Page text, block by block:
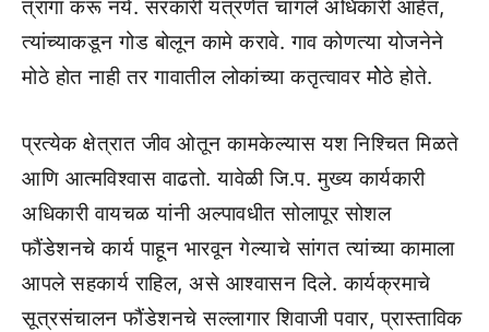
त्रागा करू नये. सरकारी यंत्रणेत चांगले अधिकारी आहेत,
त्यांच्याकडून गोड बोलून कामे करावे. गाव कोणत्या योजनेने
मोठे होत नाही तर गावातील लोकांच्या कतृत्वावर मोेठे होते.
प्रत्येक क्षेत्रात जीव ओतून कामकेल्यास यश निश्चित मिळते
आणि आत्मविश्वास वाढतो. यावेळी जि.प. मुख्य कार्यकारी
अधिकारी वायचळ यांनी अल्पावधीत सोलापूर सोशल
फौंडेशनचे कार्य पाहून भारवून गेल्याचे सांगत त्यांच्या कामाला
आपले सहकार्य राहिल, असे आश्वासन दिले. कार्यक्रमाचे
सूत्रसंचालन फौंडेशनचे सल्लागार शिवाजी पवार, प्रास्ताविक